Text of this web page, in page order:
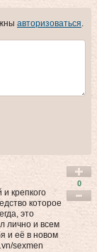
авторизоваться.
и крепкого
которое
это
лично и всем
и её в новом
sexmen
0